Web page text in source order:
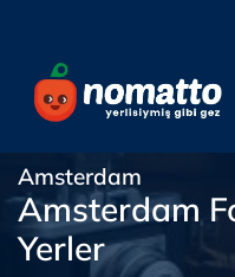
Amsterdam
Amsterdam
Yerler